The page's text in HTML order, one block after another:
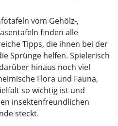
vom Gehölz-,
finden alle
Tipps, die ihnen bei der
Sprünge helfen. Spielerisch
hinaus noch viel
Flora und Fauna,
so wichtig ist und
insektenfreundlichen
steckt.